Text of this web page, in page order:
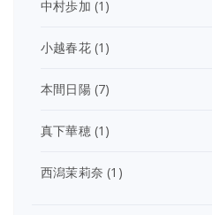
中村歩加 (1)
小越春花(1)
本間日陽(7)
真下華穂(1)
西潟茉莉奈 (1)